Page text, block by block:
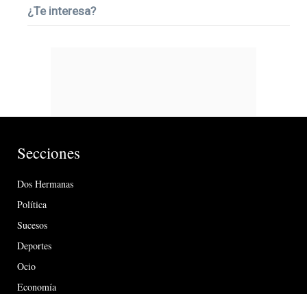
¿Te interesa?
Secciones
Dos Hermanas
Política
Sucesos
Deportes
Ocio
Economía